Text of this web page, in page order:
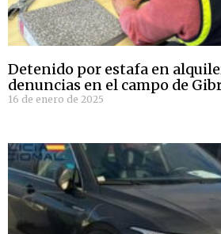
Detenido por estafa en
denuncias en el campo de
16 de enero de 2025